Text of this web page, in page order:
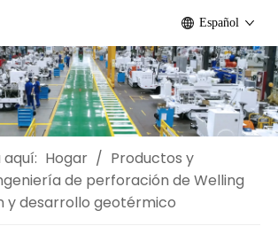
Español
Hogar / Productos y
de perforación de Welling
y desarrollo geotérmico